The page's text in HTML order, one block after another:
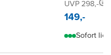
UVP 298,-
149,-
Sofort